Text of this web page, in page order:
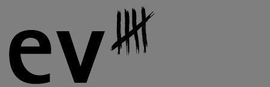
Inhalt